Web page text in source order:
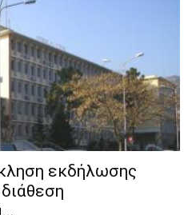
εκδήλωσης